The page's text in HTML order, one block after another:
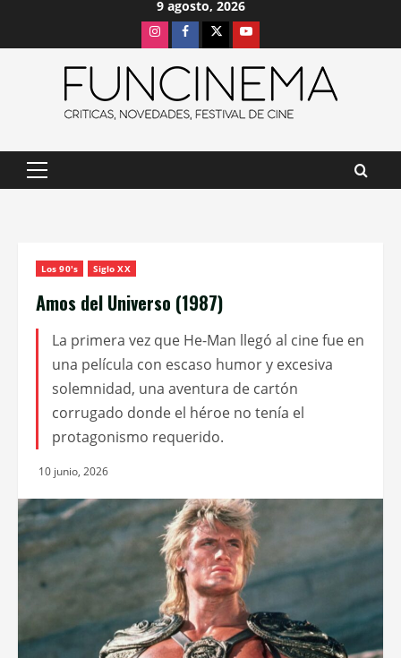
9 agosto, 2026
InstagramFacebook
X Youtube
Menú
Los 90's Siglo XX
Amos del Universo (1987)
La primera vez que He-Man llegó al cine fue en
una película con escaso humor y excesiva
solemnidad, una aventura de cartón
corrugado donde el héroe no tenía el
protagonismo requerido.
10 junio, 2026